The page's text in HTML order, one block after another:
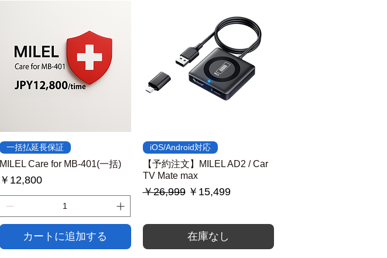
クイックビュー
一括払延長保証
MILEL Care for MB-401(一括)
価格
￥12,800
カートに追加する
クイックビュー
iOS/Android対応
【予約注文】MILEL AD2 / Car
TV Mate max
通常価格
￥26,999 セール価格
￥15,499
在庫なし